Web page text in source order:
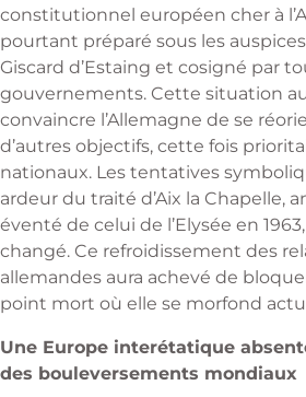
constitutionnel européen cher à
pourtant préparé sous les
Giscard d’Estaing et cosigné par
gouvernements. Cette situation
convaincre l’Allemagne de se
d’autres objectifs, cette fois
nationaux. Les tentatives
ardeur du traité d’Aix la Chapelle,
éventé de celui de l’Elysée en
changé. Ce refroidissement des
allemandes aura achevé de
point mort où elle se morfond
Une Europe interétatique
des bouleversements mondiaux